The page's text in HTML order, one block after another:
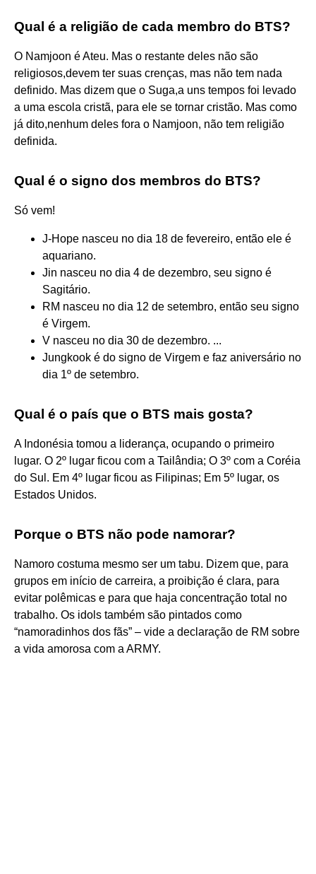
Qual é a religião de cada membro do BTS?
O Namjoon é Ateu. Mas o restante deles não são
religiosos,devem ter suas crenças, mas não tem nada
definido. Mas dizem que o Suga,a uns tempos foi levado
a uma escola cristã, para ele se tornar cristão. Mas como
já dito,nenhum deles fora o Namjoon, não tem religião
definida.
Qual é o signo dos membros do BTS?
Só vem!
J-Hope nasceu no dia 18 de fevereiro, então ele é
aquariano.
Jin nasceu no dia 4 de dezembro, seu signo é
Sagitário.
RM nasceu no dia 12 de setembro, então seu signo
é Virgem.
V nasceu no dia 30 de dezembro. ...
Jungkook é do signo de Virgem e faz aniversário no
dia 1º de setembro.
Qual é o país que o BTS mais gosta?
A Indonésia tomou a liderança, ocupando o primeiro
lugar. O 2º lugar ficou com a Tailândia; O 3º com a Coréia
do Sul. Em 4º lugar ficou as Filipinas; Em 5º lugar, os
Estados Unidos.
Porque o BTS não pode namorar?
Namoro costuma mesmo ser um tabu. Dizem que, para
grupos em início de carreira, a proibição é clara, para
evitar polêmicas e para que haja concentração total no
trabalho. Os idols também são pintados como
“namoradinhos dos fãs” – vide a declaração de RM sobre
a vida amorosa com a ARMY.